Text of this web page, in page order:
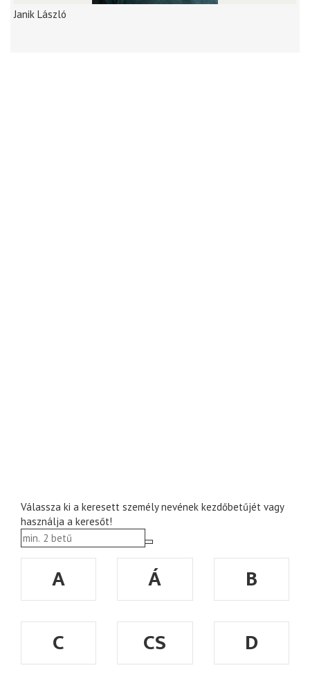
Janik László
Válassza ki a keresett személy nevének kezdőbetűjét vagy
használja a keresőt!
A Á
B
C
CS
D